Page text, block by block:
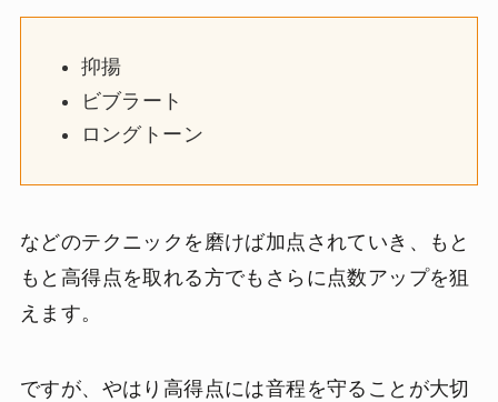
抑揚
ビブラート
ロングトーン
などのテクニックを磨けば加点されていき、もと
もと高得点を取れる方でもさらに点数アップを狙
えます。
ですが、やはり高得点には音程を守ることが大切